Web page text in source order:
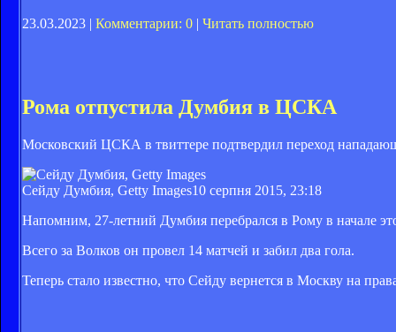
23.03.2023 | Комментарии: 0 | Читать полностью
Рома отпустила Думбия в ЦСКА
Московский ЦСКА в твиттере подтвердил переход
Сейду Думбия, Getty Images10 серпня 2015, 23:18
Напомним, 27-летний Думбия перебрался в Рому в начале
Всего за Волков он провел 14 матчей и забил два гола.
Теперь стало известно, что Сейду вернется в Москву на